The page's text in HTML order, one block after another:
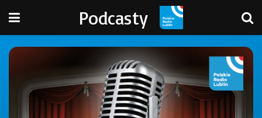
Podcasty